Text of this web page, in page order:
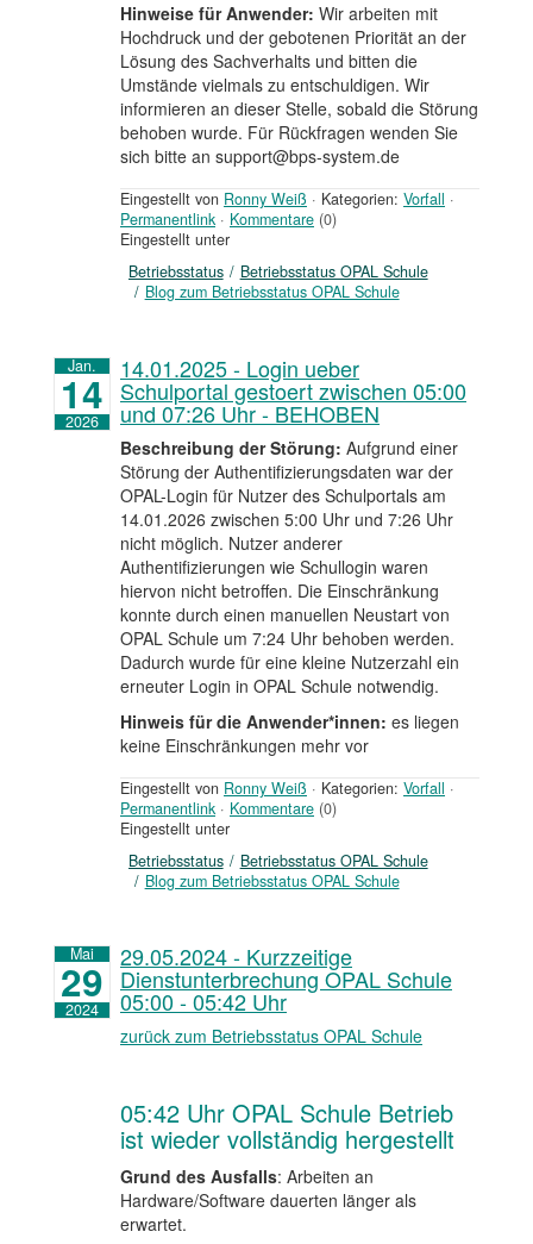
Hinweise für Anwender: Wir arbeiten mit
Hochdruck und der gebotenen Priorität an der
Lösung des Sachverhalts und bitten die
Umstände vielmals zu entschuldigen. Wir
informieren an dieser Stelle, sobald die Störung
behoben wurde. Für Rückfragen wenden Sie
sich bitte an support@bps-system.de
Eingestellt von Ronny Weiß · Kategorien: Vorfall ·
Permanentlink · Kommentare (0)
Eingestellt unter
Betriebsstatus
Betriebsstatus OPAL Schule
Blog zum Betriebsstatus OPAL Schule
Jan.
14
2026
14.01.2025 - Login ueber
Schulportal gestoert zwischen 05:00
und 07:26 Uhr - BEHOBEN
Beschreibung der Störung: Aufgrund einer
Störung der Authentifizierungsdaten war der
OPAL-Login für Nutzer des Schulportals am
14.01.2026 zwischen 5:00 Uhr und 7:26 Uhr
nicht möglich. Nutzer anderer
Authentifizierungen wie Schullogin waren
hiervon nicht betroffen. Die Einschränkung
konnte durch einen manuellen Neustart von
OPAL Schule um 7:24 Uhr behoben werden.
Dadurch wurde für eine kleine Nutzerzahl ein
erneuter Login in OPAL Schule notwendig.
Hinweis für die Anwender*innen: es liegen
keine Einschränkungen mehr vor
Eingestellt von Ronny Weiß · Kategorien: Vorfall ·
Permanentlink · Kommentare (0)
Eingestellt unter
Betriebsstatus
Betriebsstatus OPAL Schule
Blog zum Betriebsstatus OPAL Schule
Mai
29
2024
29.05.2024 - Kurzzeitige
Dienstunterbrechung OPAL Schule
05:00 - 05:42 Uhr
zurück zum Betriebsstatus OPAL Schule
05:42 Uhr OPAL Schule Betrieb
ist wieder vollständig hergestellt
Grund des Ausfalls: Arbeiten an
Hardware/Software dauerten länger als
erwartet.